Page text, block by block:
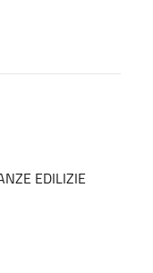
EDILIZIE